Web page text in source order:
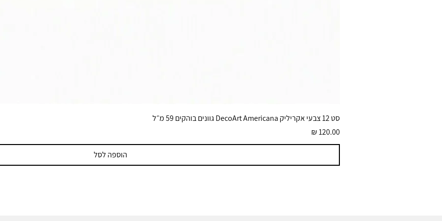
סט 12 צבעי אקריליק DecoArt Americana גוונים בוהקים 59 מ״ל
מחיר
הוספה לסל